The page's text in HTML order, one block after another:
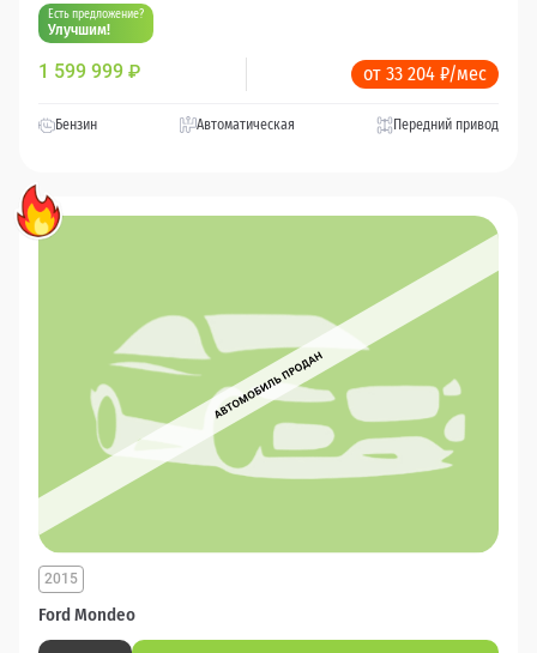
Есть предложение?
Улучшим!
1 599 999 ₽ от 33 204 ₽/мес
Бензин Автоматическая Передний привод
Ford Mondeo
2015